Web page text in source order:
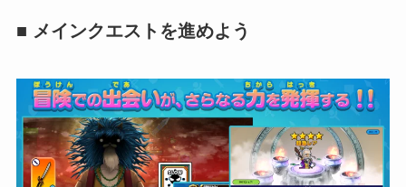
■ メインクエストを進めよう